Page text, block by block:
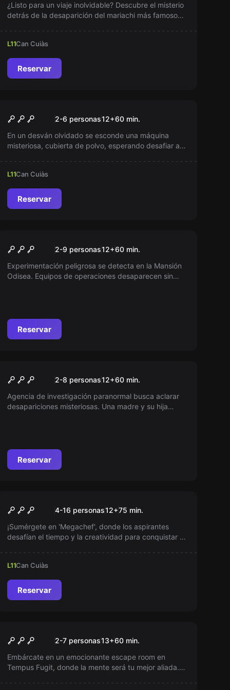
¿Listo para un viaje inolvidable? Descubre el misterio
detrás de la desaparición del mariachi más famoso
desentrañan pistas y revelan secretos ocultos. ¡El
tiempo corre!
L11Can Cuiàs
Reservar
Nuevo
Bloqueo Mortal
2-6 personas12+60 min.
En un desván olvidado se esconde una máquina
misteriosa, cubierta de polvo, esperando desafiar a
Descubre el precio de usarla. ¿Estás listo para
demostrar tu coraje y tomar decisiones rápidas?
Atrévete.
L11Can Cuiàs
Reservar
La Mansión Odisea
2-9 personas12+60 min.
Experimentación peligrosa se detecta en la Mansión
Odisea. Equipos de operaciones desaparecen sin
Reservar
Protocolo Stranger
2-8 personas12+60 min.
Agencia de investigación paranormal busca aclarar
desapariciones misteriosas. Una madre y su hija
Reservar
Nuevo
Academia de Cocina
Megachef
4-16 personas12+75 min.
¡Sumérgete en 'Megachef', donde los aspirantes
desafían el tiempo y la creatividad para conquistar al
se destacará con los mejores sabores y evitará la
eliminación? ¡Descúbrelo!
L11Can Cuiàs
Reservar
Nuevo
Tempus Fugit — Sala de
escape
2-7 personas13+60 min.
Embárcate en un emocionante escape room en
Tempus Fugit, donde la mente será tu mejor aliada.